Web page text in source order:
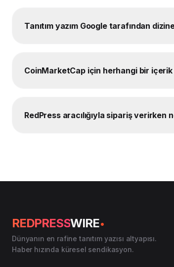
Tanıtım yazım Google tarafından
CoinMarketCap için herhangi bir içerik
RedPress aracılığıyla sipariş verirken
REDPRESSWIRE.
Dünyanın en rafine tanıtım yazısı altyapısı.
Haber hızında küresel sendikasyon.